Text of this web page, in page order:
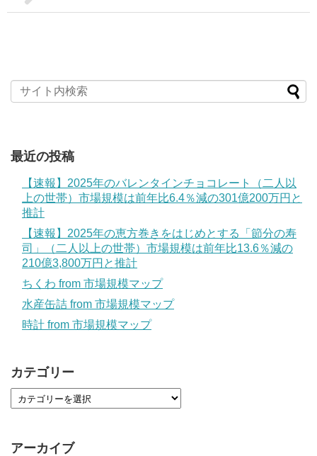
最近の投稿
【速報】2025年のバレンタインチョコレート（二人以
上の世帯）市場規模は前年比6.4％減の301億200万円と
推計
【速報】2025年の恵方巻きをはじめとする「節分の寿
司」（二人以上の世帯）市場規模は前年比13.6％減の
210億3,800万円と推計
ちくわ from 市場規模マップ
水産缶詰 from 市場規模マップ
時計 from 市場規模マップ
カテゴリー
アーカイブ